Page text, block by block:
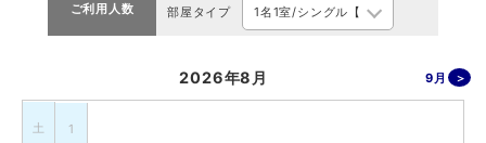
ご利用人数 部屋タイプ
2026年8月 9月
土 1